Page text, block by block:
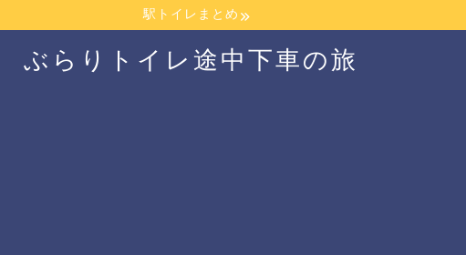
駅トイレまとめ
ぶらりトイレ途中下車の旅